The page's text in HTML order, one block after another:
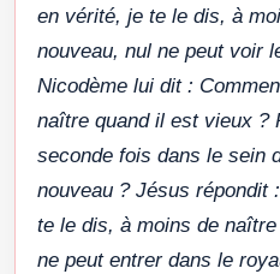
en vérité, je te le dis, à
nouveau, nul ne peut voir
Nicodème lui dit :
naître quand il est vieux ?
seconde fois dans le sein
nouveau ? Jésus répondit
te le dis, à moins de naître
ne peut entrer dans le